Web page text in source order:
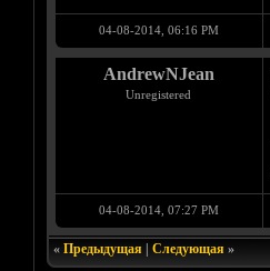
04-08-2014, 06:16 PM
AndrewNJean
Unregistered
04-08-2014, 07:27 PM
« Предыдущая| Следующая»